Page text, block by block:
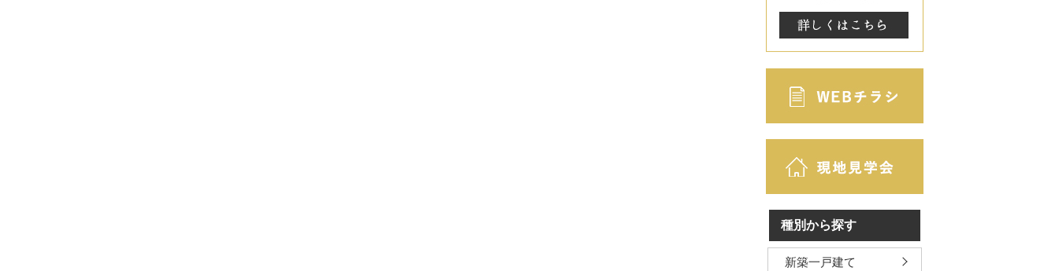
種別から探す
新築一戸建て